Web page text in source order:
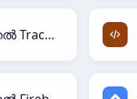
LaTeX മുതൽ TracWiki